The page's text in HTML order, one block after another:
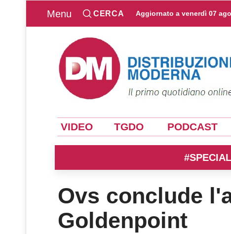
Menu CERCA Aggiornato a venerdì 07
VIDEO TGDO PODCAST
Ovs conclude
Goldenpoint